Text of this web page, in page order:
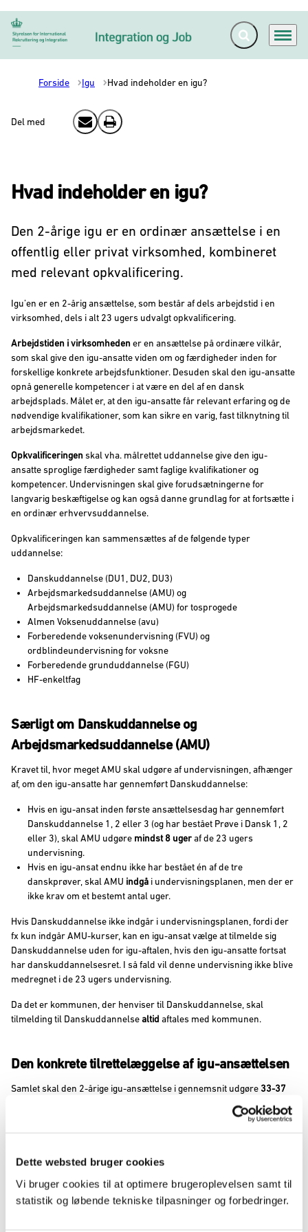
Dette websted bruger cookies
Vi bruger cookies til at optimere brugeroplevelsen samt til
statistik og løbende tekniske tilpasninger og forbedringer.
Gå til forsiden Fold søgefelt ud
Menu
Forside Igu Hvad indeholder en igu?
Del med Send email
Print
Hvad indeholder en igu?
Den 2-årige igu er en ordinær ansættelse i en
offentlig eller privat virksomhed, kombineret
med relevant opkvalificering.
Igu’en er en 2-årig ansættelse, som består af dels arbejdstid i en
virksomhed, dels i alt 23 ugers udvalgt opkvalificering.
Arbejdstiden i virksomheden er en ansættelse på ordinære vilkår,
som skal give den igu-ansatte viden om og færdigheder inden for
forskellige konkrete arbejdsfunktioner. Desuden skal den igu-ansatte
opnå generelle kompetencer i at være en del af en dansk
arbejdsplads. Målet er, at den igu-ansatte får relevant erfaring og de
nødvendige kvalifikationer, som kan sikre en varig, fast tilknytning til
arbejdsmarkedet.
Opkvalificeringen skal vha. målrettet uddannelse give den igu-
ansatte sproglige færdigheder samt faglige kvalifikationer og
kompetencer. Undervisningen skal give forudsætningerne for
langvarig beskæftigelse og kan også danne grundlag for at fortsætte i
en ordinær erhvervsuddannelse.
Opkvalificeringen kan sammensættes af de følgende typer
uddannelse:
Danskuddannelse (DU1, DU2, DU3)
Arbejdsmarkedsuddannelse (AMU) og
Arbejdsmarkedsuddannelse (AMU) for tosprogede
Almen Voksenuddannelse (avu)
Forberedende voksenundervisning (FVU) og
ordblindeundervisning for voksne
Forberedende grunduddannelse (FGU)
HF-enkeltfag
Særligt om Danskuddannelse og
Arbejdsmarkedsuddannelse (AMU)
Kravet til, hvor meget AMU skal udgøre af undervisningen, afhænger
af, om den igu-ansatte har gennemført Danskuddannelse:
Hvis en igu-ansat inden første ansættelsesdag har gennemført
Danskuddannelse 1, 2 eller 3 (og har bestået Prøve i Dansk 1, 2
eller 3), skal AMU udgøre mindst 8 ugeraf de 23 ugers
undervisning.
Hvis en igu-ansat endnu ikke har bestået én af de tre
danskprøver, skal AMU indgå i undervisningsplanen, men der er
ikke krav om et bestemt antal uger.
Hvis Danskuddannelse ikke indgår i undervisningsplanen, fordi der
fx kun indgår AMU-kurser, kan en igu-ansat vælge at tilmelde sig
Danskuddannelse uden for igu-aftalen, hvis den igu-ansatte fortsat
har danskuddannelsesret. I så fald vil denne undervisning ikke blive
medregnet i de 23 ugers undervisning.
Da det er kommunen, der henviser til Danskuddannelse, skal
tilmelding til Danskuddannelsealtid aftales med kommunen.
Den konkrete tilrettelæggelse af igu-ansættelsen
Samlet skal den 2-årige igu-ansættelse i gennemsnit udgøre 33-37
om ugen, hvoraf en andel af ansættelsen er afsat til
om ugen.
Opkvalificeringen skal i gennemsnit udgøre
svarende til i alt23 uger á 37 timer .